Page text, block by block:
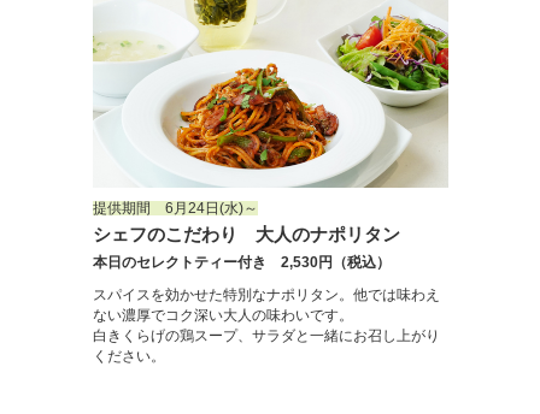
提供期間 6月24日(水)～
シェフのこだわり 大人のナポリタン
本日のセレクトティー付き 2,530円（税込）
スパイスを効かせた特別なナポリタン。他では味わえ
ない濃厚でコク深い大人の味わいです。
白きくらげの鶏スープ、サラダと一緒にお召し上がり
ください。